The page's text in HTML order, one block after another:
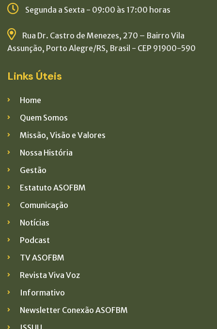
Segunda a Sexta - 09:00 às 17:00 horas
Rua Dr. Castro de Menezes, 270 – Bairro Vila
Assunção, Porto Alegre/RS, Brasil - CEP 91900-590
Links Úteis
Home
Quem Somos
Missão, Visão e Valores
Nossa História
Gestão
Estatuto ASOFBM
Comunicação
Notícias
Podcast
TV ASOFBM
Revista Viva Voz
Informativo
Newsletter Conexão ASOFBM